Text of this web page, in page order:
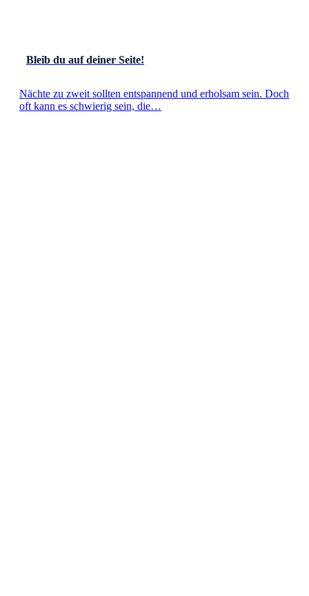
Bleib du auf deiner Seite!
Nächte zu zweit sollten entspannend und erholsam sein. Doch
oft kann es schwierig sein, die…